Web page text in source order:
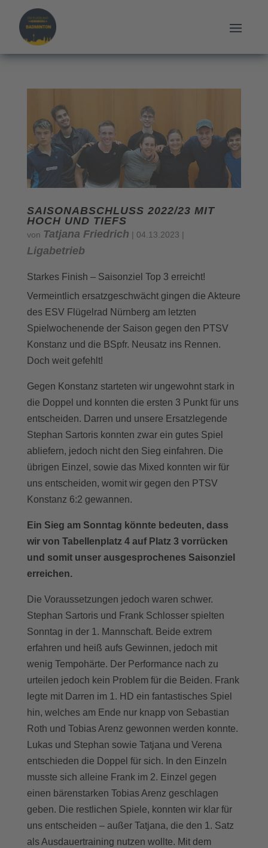
SAISONABSCHLUSS 2022/23 MIT
HOCH UND TIEFS
von Tatjana Friedrich | 04.13.2023 |
Ligabetrieb
Starkes Finish – Saisonziel Top 3 erreicht!
Vermeintlich ersatzgeschwächt gingen die Akteure
des ESV Flügelrad Nürnberg am letzten
Spielwochenende der Saison gegen den PTSV
Konstanz und die BSpfr. Neusatz ins Rennen.
Doch weit gefehlt!
Gegen Konstanz starteten wir ungewohnt stark in
die Doppel und konnten die ersten 3 Punkt für uns
entscheiden. Darren und unsere Ersatzlegende
Stephan Sartoris konnten zwar ein gutes Spiel
abliefern, jedoch nicht den Sieg einfahren. Die
übrigen Einzel, sowie das Mixed konnten wir für
uns entscheiden, womit wir gegen den PTSV
Konstanz 6:2 gewannen.
Ein Sieg am Sonntag könnte bedeuten, dass
wir von Tabellenplatz 4 auf Platz 3 vorrücken
und somit unser ausgesprochenes Saisonziel
erreichen.
Die Voraussetzungen jedoch waren schwer.
Stephan Sartoris und Frank Schlosser spielten
Sonntag in der 1. Mannschaft. Beide extrem
erfahren und heiß aufs Gewinnen, jedoch mit
wenig Tempohärte. Der Performance nach zu
urteilen jedoch kein Problem für die Beiden. Frank
legte mit Darren im 1. HD ein fantastisches Spiel
hin, welches am Ende nur knapp von Sebastian
Roth und Tobias Arenz gewonnen werden konnte.
Lukas und Stephan sowie Tatjana und Verena
entschieden die Doppel für sich. In den Einzeln
musste sich alleine Frank im 2. Einzel gegen
einen bärenstarken Tobias Arenz geschlagen
geben. Die restlichen Spiele, konnten wir klar für
uns entscheiden – außer Tatjana, die den 1. Satz
als Ausdauertraining nutzen wollte. Mit dem